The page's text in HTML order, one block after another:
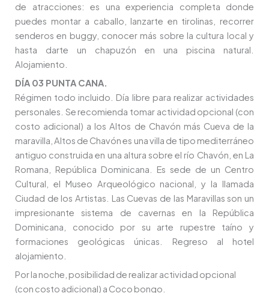
de atracciones: es una experiencia completa donde
puedes montar a caballo, lanzarte en tirolinas, recorrer
senderos en buggy, conocer más sobre la cultura local y
hasta darte un chapuzón en una piscina natural.
Alojamiento.
DÍA 03 PUNTA CANA.
Régimen todo incluido. Día libre para realizar actividades
personales. Se recomienda tomar actividad opcional (con
costo adicional) a los Altos de Chavón más Cueva de la
maravilla, Altos de Chavón es una villa de tipo mediterráneo
antiguo construida en una altura sobre el río Chavón, en La
Romana, República Dominicana. Es sede de un Centro
Cultural, el Museo Arqueológico nacional, y la llamada
Ciudad de los Artistas. Las Cuevas de las Maravillas son un
impresionante sistema de cavernas en la República
Dominicana, conocido por su arte rupestre taíno y
formaciones geológicas únicas. Regreso al hotel
alojamiento.
Por la noche, posibilidad de realizar actividad opcional
(con costo adicional) a Coco bongo.